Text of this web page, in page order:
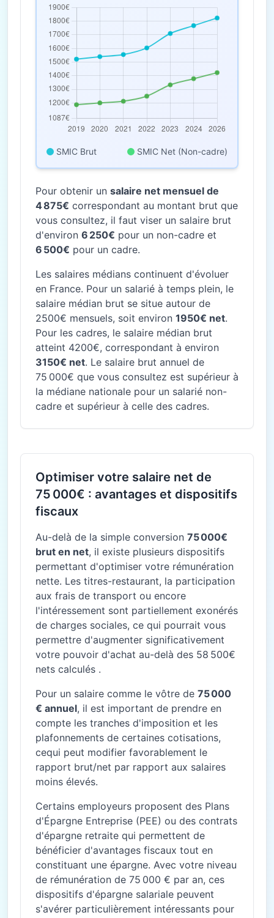
SMIC Brut SMIC Net (Non-cadre)
Pour obtenir un salaire net mensuel de
4 875€ correspondant au montant brut que
vous consultez, il faut viser un salaire brut
d'environ 6 250€ pour un non-cadre et
6 500€ pour un cadre.
Les salaires médians continuent d'évoluer
en France. Pour un salarié à temps plein, le
salaire médian brut se situe autour de
2500€ mensuels, soit environ 1950€ net.
Pour les cadres, le salaire médian brut
atteint 4200€, correspondant à environ
3150€ net. Le salaire brut annuel de
75 000€ que vous consultez est supérieur à
la médiane nationale pour un salarié non-
cadre et supérieur à celle des cadres.
Optimiser votre salaire net de
75 000€ : avantages et dispositifs
fiscaux
Au-delà de la simple conversion 75 000€
brut en net, il existe plusieurs dispositifs
permettant d'optimiser votre rémunération
nette. Les titres-restaurant, la participation
aux frais de transport ou encore
l'intéressement sont partiellement exonérés
de charges sociales, ce qui pourrait vous
permettre d'augmenter significativement
votre pouvoir d'achat au-delà des 58 500€
nets calculés .
Pour un salaire comme le vôtre de 75 000
€ annuel, il est important de prendre en
compte les tranches d'imposition et les
plafonnements de certaines cotisations,
cequi peut modifier favorablement le
rapport brut/net par rapport aux salaires
moins élevés.
Certains employeurs proposent des Plans
d'Épargne Entreprise (PEE) ou des contrats
d'épargne retraite qui permettent de
bénéficier d'avantages fiscaux tout en
constituant une épargne. Avec votre niveau
de rémunération de 75 000 € par an, ces
dispositifs d'épargne salariale peuvent
s'avérer particulièrement intéressants pour